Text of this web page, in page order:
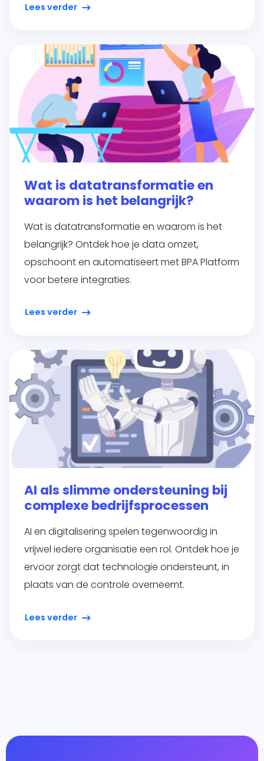
Lees verder
Wat is datatransformatie en
waarom is het belangrijk?
Wat is datatransformatie en waarom is het
belangrijk? Ontdek hoe je data omzet,
opschoont en automatiseert met BPA Platform
voor betere integraties.
Lees verder
AI als slimme ondersteuning bij
complexe bedrijfsprocessen
AI en digitalisering spelen tegenwoordig in
vrijwel iedere organisatie een rol. Ontdek hoe je
ervoor zorgt dat technologie ondersteunt, in
plaats van de controle overneemt.
Lees verder